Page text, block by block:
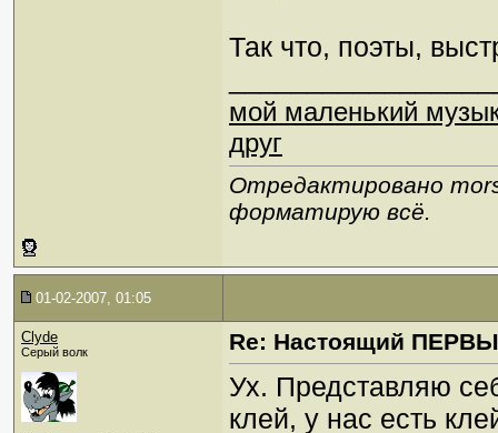
Так что, поэты,
мой маленький
друг
Отредактировано
форматирую всё.
01-02-2007, 01:05
Clyde
Серый волк Re: Настоящий
Ух. Представляю
клей, у нас есть